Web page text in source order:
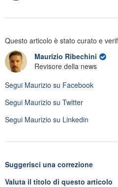
Questo articolo è stato curato e
Maurizio Ribechini
Revisore della news
Segui Maurizio su Facebook
Segui Maurizio su Twitter
Segui Maurizio su Linkedin
Suggerisci una correzione
Valuta il titolo di questo articolo